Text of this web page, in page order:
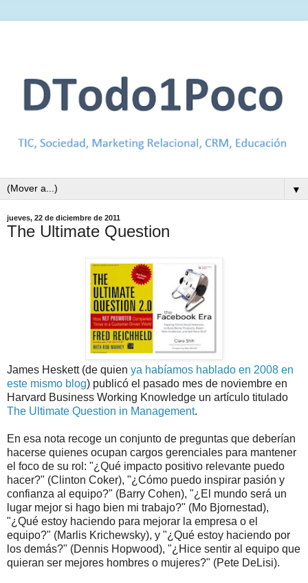
▼
jueves, 22 de diciembre de 2011
The Ultimate Question
James Heskett (de quien ya habíamos hablado en 2008 en
este mismo blog) publicó el pasado mes de noviembre en
Harvard Business Working Knowledge un artículo titulado
The Ultimate Question in Management.
En esa nota recoge un conjunto de preguntas que deberían
hacerse quienes ocupan cargos gerenciales para mantener
el foco de su rol: "¿Qué impacto positivo relevante puedo
hacer?" (Clinton Coker), "¿Cómo puedo inspirar pasión y
confianza al equipo?" (Barry Cohen), "¿El mundo será un
lugar mejor si hago bien mi trabajo?" (Mo Bjornestad),
"¿Qué estoy haciendo para mejorar la empresa o el
equipo?" (Marlis Krichewsky), y "¿Qué estoy haciendo por
los demás?" (Dennis Hopwood), "¿Hice sentir al equipo que
quieran ser mejores hombres o mujeres?" (Pete DeLisi).